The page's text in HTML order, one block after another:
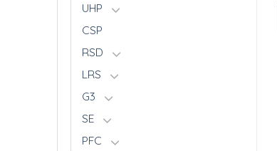
UHP
CSP
RSD
LRS
G3
SE
PFC